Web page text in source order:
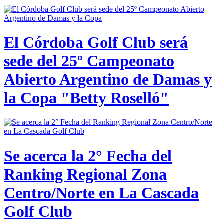
El Córdoba Golf Club será
sede del 25º Campeonato
Abierto Argentino de Damas y
la Copa "Betty Roselló"
Se acerca la 2° Fecha del
Ranking Regional Zona
Centro/Norte en La Cascada
Golf Club